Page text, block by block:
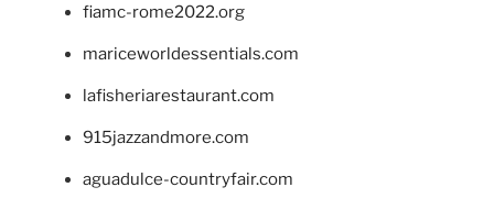
fiamc-rome2022.org
mariceworldessentials.com
lafisheriarestaurant.com
915jazzandmore.com
aguadulce-countryfair.com